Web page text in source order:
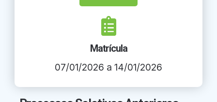
Matrícula
07/01/2026 a 14/01/2026